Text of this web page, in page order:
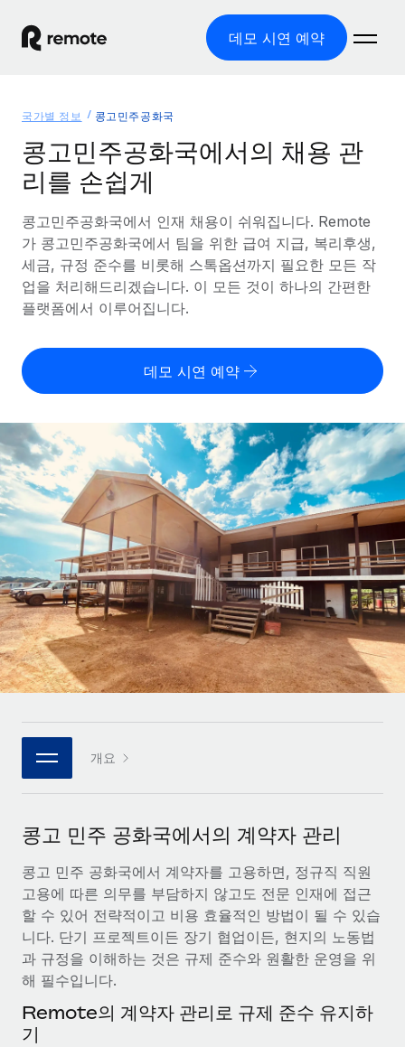
데모 시연 예약
글로벌 고용
글로벌 급여
규정을 준수하며 급여 지급을 손쉽게 처리
기록상 고용주(EOR)
법인 설립 비용 없이 전 세계로 사업을 확장
PEO
복잡한 고용 업무를 아웃소싱
인프라
Remote 통합
HR을 워크플로에 매끄럽게 통합
플랫폼
팀을 위한 통합된 핵심 HR 기능
연결 새로운
통합
핵심 비즈니스 도구로 프로세스를 간소화
전문가 상담
글로벌 인사 및 규정 준수 업무 처리에 전문가 지원 제공
신원 조사
채용 후보자 심사 프로세스 간소화
Compliance Watchtower
솔루션
글로벌 서비스 제공
국가별 정보
국가별 글로벌 채용 지원 알아보기
미국 주별 정보
Remote와 다른 솔루션 비교
다른 업체들과 비교해보기
성장 단계
스타트업
성장하는 기업을 위한 민첩한 글로벌 HR 및 급여 솔루션
중견기업
맞춤형 HR 솔루션으로 팀 확장
엔터프라이즈
대기업을 위한 글로벌 HR
REMOTE 파트너 되기
플랫폼에 글로벌 HR을 유연하게 통합
Remote와의 파트너십 기회 탐색
Remote Build 곧 제공 예정
사례 연구
리소스
도구 및 계산기
오분류 리스크 평가 도구
국가별 총 인건비 계산
글로벌 계약직을 위한 통화 옵션과 지급 소요 시간 확인
REMOTE와 함께 배우기
리서치 및 가이드
사례 연구
HR 용어집
체크리스트 및 템플릿
직무 설명 라이브러리
이벤트
급여 및 인재 인사이트
지원받기
모든 리소스 보기
글로벌 급여
요금
한국어
English
Nederlands
Français
Deutsch
Español
Italiano
Português (Portugal)
한국어
로그인
국가별 정보 콩고민주공화국
콩고민주공화국에서의 채용 관
리를 손쉽게
콩고민주공화국에서 인재 채용이 쉬워집니다. Remote
가 콩고민주공화국에서 팀을 위한 급여 지급, 복리후생,
세금, 규정 준수를 비롯해 스톡옵션까지 필요한 모든 작
업을 처리해드리겠습니다. 이 모든 것이 하나의 간편한
플랫폼에서 이루어집니다.
데모 시연 예약
개요
콩고 민주 공화국에서의 계약자 관리
콩고 민주 공화국에서 계약자를 고용하면, 정규직 직원
고용에 따른 의무를 부담하지 않고도 전문 인재에 접근
할 수 있어 전략적이고 비용 효율적인 방법이 될 수 있습
니다. 단기 프로젝트이든 장기 협업이든, 현지의 노동법
과 규정을 이해하는 것은 규제 준수와 원활한 운영을 위
해 필수입니다.
Remote의 계약자 관리로 규제 준수 유지하
기